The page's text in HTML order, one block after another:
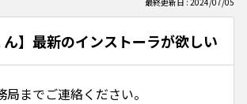
ん】最新のインストーラが欲しい
までご連絡ください。